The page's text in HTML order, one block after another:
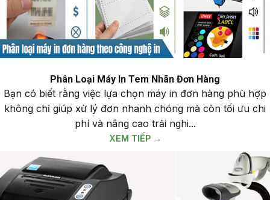
Phân Loại Máy In Tem Nhãn Đơn Hàng
Bạn có biết rằng việc lựa chọn máy in đơn hàng phù hợp
không chỉ giúp xử lý đơn nhanh chóng mà còn tối ưu chi
phí và nâng cao trải nghi...
XEM TIẾP →